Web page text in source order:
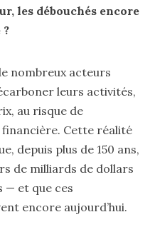
les débouchés encore
nombreux acteurs
leurs activités,
au risque de
Cette réalité
depuis plus de 150 ans,
de milliards de dollars
— et que ces
encore aujourd’hui.